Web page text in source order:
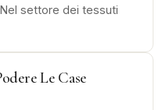
settore dei tessuti
Le Case